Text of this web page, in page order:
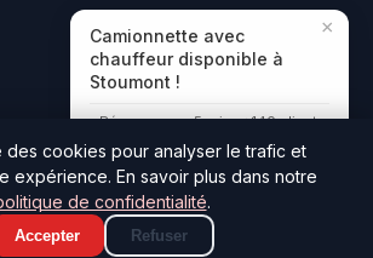
Location. Tous droits réservés. —
Developed byOzapp
×
Camionnette avec
chauffeur disponible à
Stoumont !
Réponse en ~5 min · +140 clients
des cookies pour analyser le trafic et
expérience. En savoir plus dans notre
de confidentialité.
Accepter Refuser